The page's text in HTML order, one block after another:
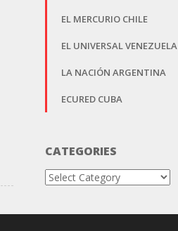
EL MERCURIO CHILE
EL UNIVERSAL VENEZUELA
LA NACIÓN ARGENTINA
ECURED CUBA
CATEGORIES
Categories